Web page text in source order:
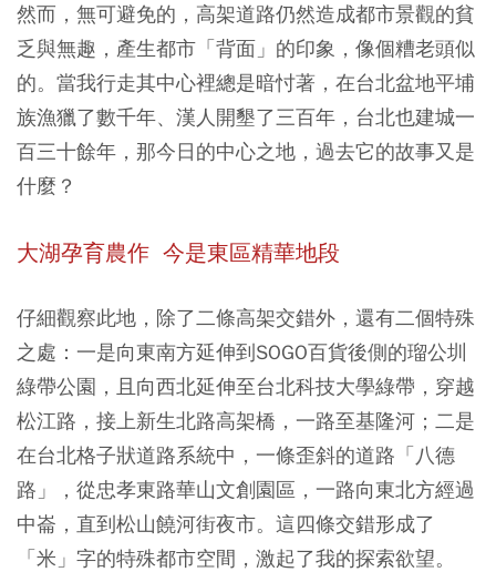
然而，無可避免的，高架道路仍然造成都市景觀的貧
乏與無趣，產生都市「背面」的印象，像個糟老頭似
的。當我行走其中心裡總是暗忖著，在台北盆地平埔
族漁獵了數千年、漢人開墾了三百年，台北也建城一
百三十餘年，那今日的中心之地，過去它的故事又是
什麼？
大湖孕育農作 今是東區精華地段
仔細觀察此地，除了二條高架交錯外，還有二個特殊
之處：一是向東南方延伸到SOGO百貨後側的瑠公圳
綠帶公園，且向西北延伸至台北科技大學綠帶，穿越
松江路，接上新生北路高架橋，一路至基隆河；二是
在台北格子狀道路系統中，一條歪斜的道路「八德
路」，從忠孝東路華山文創園區，一路向東北方經過
中崙，直到松山饒河街夜市。這四條交錯形成了
「米」字的特殊都市空間，激起了我的探索欲望。